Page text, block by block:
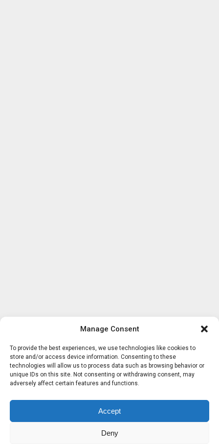
Manage Consent
To provide the best experiences, we use technologies like cookies to
store and/or access device information. Consenting to these
technologies will allow us to process data such as browsing behavior or
unique IDs on this site. Not consenting or withdrawing consent, may
adversely affect certain features and functions.
Accept
Deny